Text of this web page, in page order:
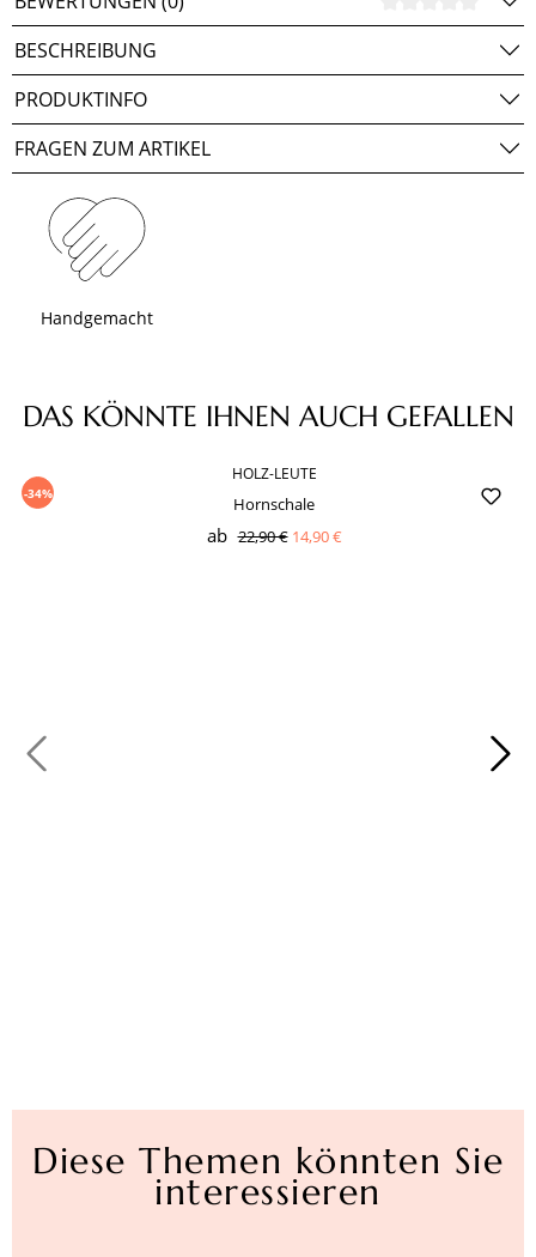
BESCHREIBUNG
PRODUKTINFO
FRAGEN ZUM ARTIKEL
Handgemacht
Produktgalerie überspringen
DAS KÖNNTE IHNEN AUCH GEFALLEN
-34%
HOLZ-LEUTE
Hornschale
ab 22,90 € 14,90 €
Diese Themen könnten Sie
interessieren